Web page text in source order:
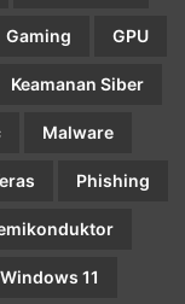
Gaming GPU
Keamanan Siber
Malware
Phishing
Windows 11